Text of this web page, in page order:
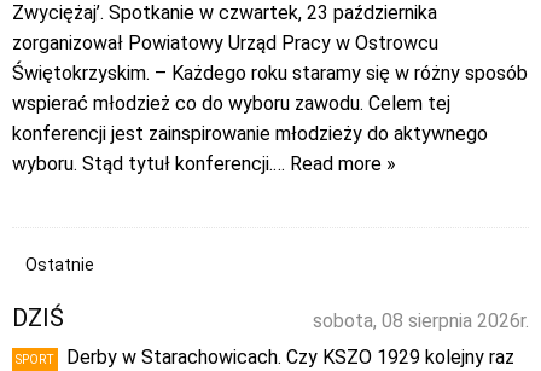
Zwyciężaj’. Spotkanie w czwartek, 23 października
zorganizował Powiatowy Urząd Pracy w Ostrowcu
Świętokrzyskim. – Każdego roku staramy się w różny sposób
wspierać młodzież co do wyboru zawodu. Celem tej
konferencji jest zainspirowanie młodzieży do aktywnego
wyboru. Stąd tytuł konferencji.… Read more »
Ostatnie
sobota, 08 sierpnia 2026r.
DZIŚ
SPORT
Derby w Starachowicach. Czy KSZO 1929 kolejny raz